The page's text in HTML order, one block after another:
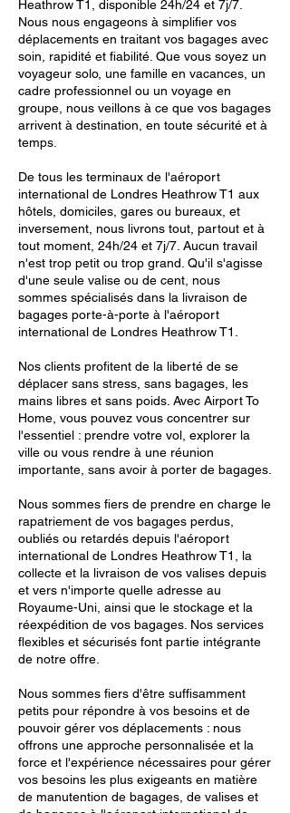
Heathrow T1, disponible 24h/24 et 7j/7.
Nous nous engageons à simplifier vos
déplacements en traitant vos bagages avec
soin, rapidité et fiabilité. Que vous soyez un
voyageur solo, une famille en vacances, un
cadre professionnel ou un voyage en
groupe, nous veillons à ce que vos bagages
arrivent à destination, en toute sécurité et à
temps.
De tous les terminaux de l'aéroport
international de Londres Heathrow T1 aux
hôtels, domiciles, gares ou bureaux, et
inversement, nous livrons tout, partout et à
tout moment, 24h/24 et 7j/7. Aucun travail
n'est trop petit ou trop grand. Qu'il s'agisse
d'une seule valise ou de cent, nous
sommes spécialisés dans la livraison de
bagages porte-à-porte à l'aéroport
international de Londres Heathrow T1.
Nos clients profitent de la liberté de se
déplacer sans stress, sans bagages, les
mains libres et sans poids. Avec Airport To
Home, vous pouvez vous concentrer sur
l'essentiel : prendre votre vol, explorer la
ville ou vous rendre à une réunion
importante, sans avoir à porter de bagages.
Nous sommes fiers de prendre en charge le
rapatriement de vos bagages perdus,
oubliés ou retardés depuis l'aéroport
international de Londres Heathrow T1, la
collecte et la livraison de vos valises depuis
et vers n'importe quelle adresse au
Royaume-Uni, ainsi que le stockage et la
réexpédition de vos bagages. Nos services
flexibles et sécurisés font partie intégrante
de notre offre.
Nous sommes fiers d'être suffisamment
petits pour répondre à vos besoins et de
pouvoir gérer vos déplacements : nous
offrons une approche personnalisée et la
force et l'expérience nécessaires pour gérer
vos besoins les plus exigeants en matière
de manutention de bagages, de valises et